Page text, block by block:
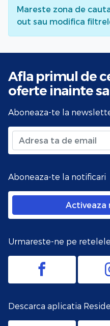
Mareste zona de
out sau modifica
Afla primul de
oferte inainte
Aboneaza-te la
Aboneaza-te la notificari
Activeaza
Urmareste-ne pe
Descarca aplicatia